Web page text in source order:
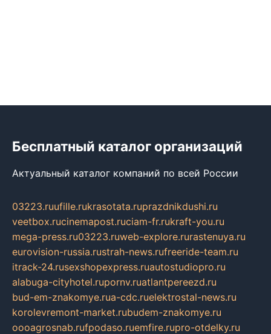
Бесплатный каталог организаций
Актуальный каталог компаний по всей России
03223.ruufille.rukrasotata.ruprazdnikdushi.ru
veetbox.rucinemapost.ruciam-fr.rukraft-you.ru
mega-press.ru03223.ruweb-explore.rurastenuya.ru
eurovision-russia.rustrah-news.rufreeride-team.ru
itrack-24.rusexshopexpress.ruautostudiopro.ru
alabuga-cityhotel.rupornv.ruatlantpereezd.ru
bud-em-znakomye.rua-cdc.ruelektrostal-news.ru
korolevremont-market.rubudem-znakomye.ru
oooagrosnab.rufpodaso.ruemfire.rupro-otdelky.ru